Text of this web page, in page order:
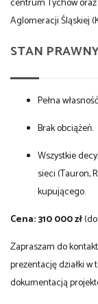
Aglomeracji Śląskiej
STAN
Pełna
Brak obciążeń.
Wszystkie
sieci (Tauron,
kupującego.
Cena: 310 000 zł
Zapraszam do
prezentację działki w
dokumentacją